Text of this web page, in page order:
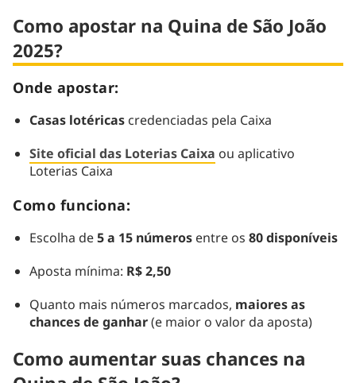
Como apostar na Quina de São João
2025?
Onde apostar:
Casas lotéricas credenciadas pela Caixa
Site oficial das Loterias Caixa ou aplicativo
Loterias Caixa
Como funciona:
Escolha de5 a 15 númerosentre os 80 disponíveis
Aposta mínima: R$ 2,50
Quanto mais números marcados, maiores as
chances de ganhar(e maior o valor da aposta)
Como aumentar suas chances na